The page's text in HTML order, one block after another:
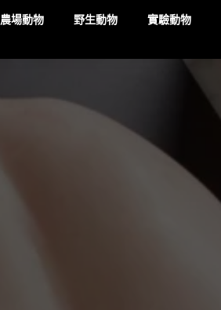
農場動物 野生動物 實驗動物